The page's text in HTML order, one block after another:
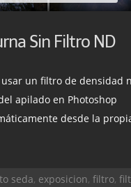
Sin Filtro ND
un filtro de densidad
apilado en Photoshop
desde la propia
seda, exposicion, filtro,